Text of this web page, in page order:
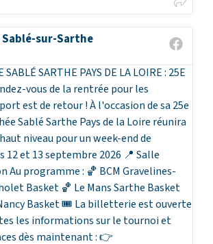
Sablé-sur-Sarthe